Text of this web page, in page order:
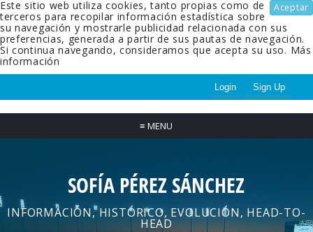
Aceptar
Este sitio web utiliza cookies, tanto propias como de
terceros para recopilar información estadística sobre
su navegación y mostrarle publicidad relacionada con sus
preferencias, generada a partir de sus pautas de navegación.
Si continua navegando, consideramos que acepta su uso. Más
información
Login Sign Up
≡ MENU
SOFÍA PÉREZ SÁNCHEZ
INFORMACIÓN, HISTÓRICO, EVOLUCIÓN, HEAD-TO-
HEAD